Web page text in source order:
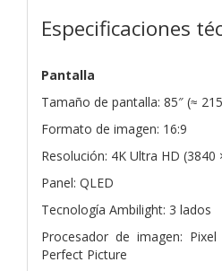
Especificaciones
Pantalla
Tamaño de pantalla: 85″ (≈
Formato de imagen: 16:9
Resolución: 4K Ultra HD (3840
Panel: QLED
Tecnología Ambilight: 3 lados
Procesador de imagen:
Perfect Picture